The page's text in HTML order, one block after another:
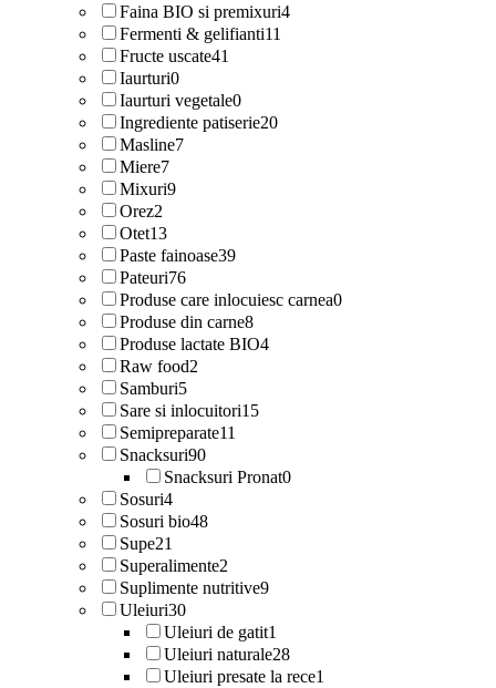
Faina BIO si premixuri4
Fermenti & gelifianti11
Fructe uscate41
Iaurturi0
Iaurturi vegetale0
Ingrediente patiserie20
Masline7
Miere7
Mixuri9
Orez2
Otet13
Paste fainoase39
Pateuri76
Produse care inlocuiesc carnea0
Produse din carne8
Produse lactate BIO4
Raw food2
Samburi5
Sare si inlocuitori15
Semipreparate11
Snacksuri90
Snacksuri Pronat0
Sosuri4
Sosuri bio48
Supe21
Superalimente2
Suplimente nutritive9
Uleiuri30
Uleiuri de gatit1
Uleiuri naturale28
Uleiuri presate la rece1